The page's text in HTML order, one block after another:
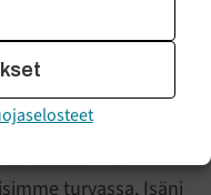
matkalla
koska
itselleen kaikki
turvassa. Isäni